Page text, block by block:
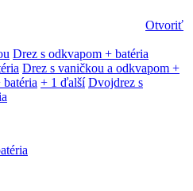
Otvoriť
Drez s odkvapom + batéria
Drez s vaničkou a odkvapom +
+ 1 ďalší Dvojdrez s